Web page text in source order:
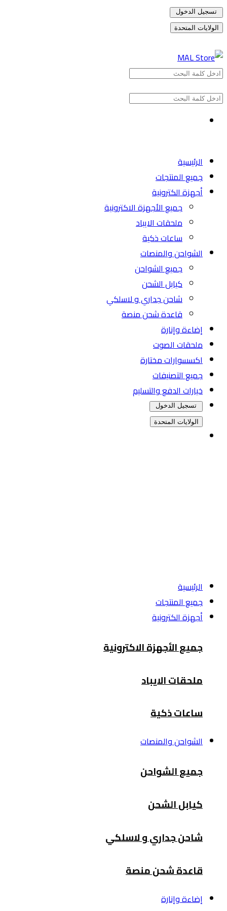
تسجيل الدخول
الولايات المتحدة
الرئيسية
جميع المنتجات
أجهزة الكترونية
جميع الأجهزة الاكترونية
ملحقات الايباد
ساعات ذكية
الشواحن والمنصات
جميع الشواحن
كيابل الشحن
شاحن جداري و لاسلكي
قاعدة شحن منصة
إضاءة وإنارة
ملحقات الصوت
اكسسوارات مختارة
جميع التصنيفات
خيارات الدفع والتسليم
تسجيل الدخول
الولايات المتحدة
الرئيسية
جميع المنتجات
أجهزة الكترونية
جميع الأجهزة الاكترونية
ملحقات الايباد
ساعات ذكية
الشواحن والمنصات
جميع الشواحن
كيابل الشحن
شاحن جداري و لاسلكي
قاعدة شحن منصة
إضاءة وإنارة